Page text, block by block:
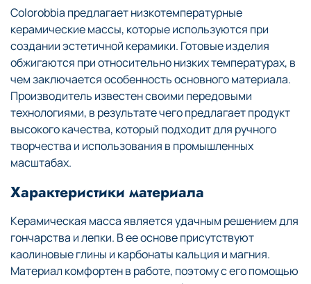
Colorobbia предлагает низкотемпературные
керамические массы, которые используются при
создании эстетичной керамики. Готовые изделия
обжигаются при относительно низких температурах, в
чем заключается особенность основного материала.
Производитель известен своими передовыми
технологиями, в результате чего предлагает продукт
высокого качества, который подходит для ручного
творчества и использования в промышленных
масштабах.
Характеристики материала
Керамическая масса является удачным решением для
гончарства и лепки. В ее основе присутствуют
каолиновые глины и карбонаты кальция и магния.
Материал комфортен в работе, поэтому с его помощью